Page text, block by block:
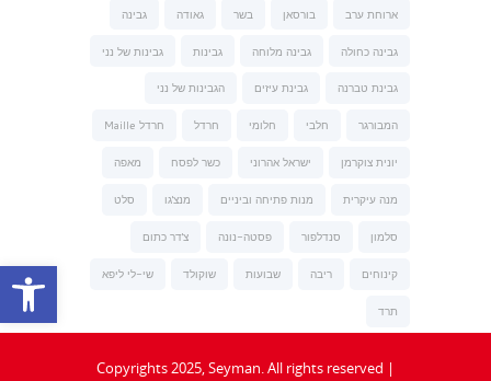
פתח סרגל נגישות
ארוחת ערב בורסאן בשר גאודה גבינה
גבינה כחולה גבינה מלוחה גבינות גבינות של נני
גבינת טברנה גבינת עיזים הגבינות של נני
המבורגר חלבי חלומי חרדל חרדל Maille
יונית צוקרמן ישראל אהרוני כשר לפסח מאפה
מנה עיקרית מנות פתיחה וביניים מנצ'גו סלט
סלמון סנדלפור פסטה-נונה צ'דר כתום
קינוחים ריבה שבועות שוקולד שי-לי ליפא
תרד
Copyrights 2025, Seyman. All rights reserved |